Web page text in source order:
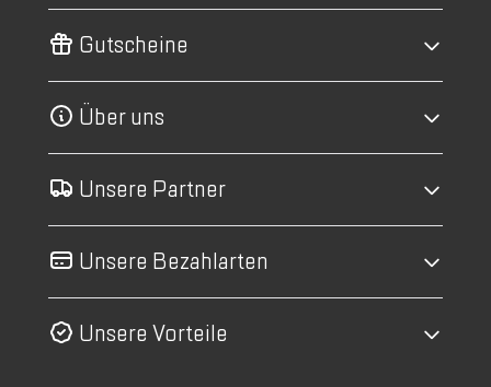
Gutscheine
Über uns
Unsere Partner
Unsere Bezahlarten
Unsere Vorteile